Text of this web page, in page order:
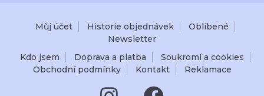
Můj účet Historie objednávek
Oblíbené
Newsletter
Kdo jsem
Doprava a platba
Soukromí a cookies
Obchodní podmínky
Kontakt Reklamace